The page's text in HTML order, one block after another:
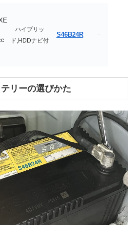
ハイブリッ
ド,HDDナビ付
S46B24R –
リーの選びかた